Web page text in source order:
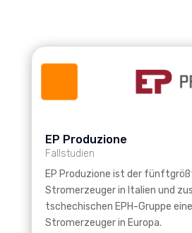
EP Produzione
Fallstudien
EP Produzione ist der
Stromerzeuger in Italien und
tschechischen EPH-Gruppe
Stromerzeuger in Europa.